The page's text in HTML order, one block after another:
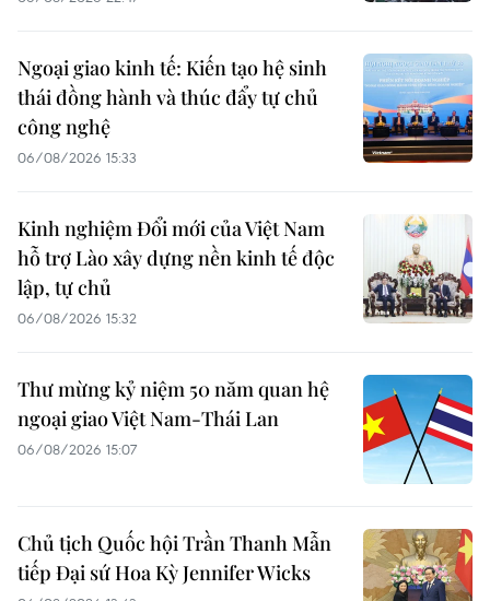
Ngoại giao kinh tế: Kiến tạo hệ sinh
thái đồng hành và thúc đẩy tự chủ
công nghệ
06/08/2026 15:33
Kinh nghiệm Đổi mới của Việt Nam
hỗ trợ Lào xây dựng nền kinh tế độc
lập, tự chủ
06/08/2026 15:32
Thư mừng kỷ niệm 50 năm quan hệ
ngoại giao Việt Nam-Thái Lan
06/08/2026 15:07
Chủ tịch Quốc hội Trần Thanh Mẫn
tiếp Đại sứ Hoa Kỳ Jennifer Wicks